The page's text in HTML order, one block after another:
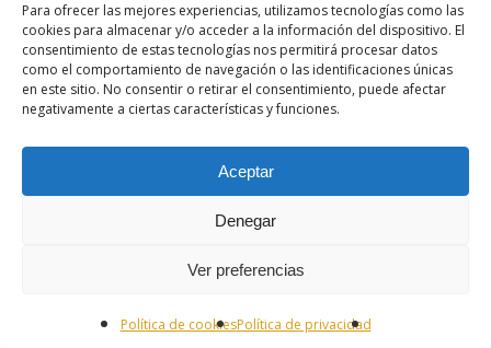
Para ofrecer las mejores experiencias, utilizamos tecnologías como las
cookies para almacenar y/o acceder a la información del dispositivo. El
consentimiento de estas tecnologías nos permitirá procesar datos
como el comportamiento de navegación o las identificaciones únicas
en este sitio. No consentir o retirar el consentimiento, puede afectar
negativamente a ciertas características y funciones.
Aceptar
Denegar
Ver preferencias
Política de cookiesPolítica de privacidad
© 2026 Alcuria Abogados.